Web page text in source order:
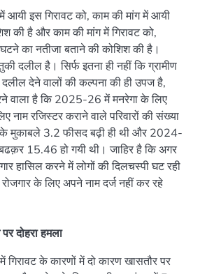
इस गिरावट को, काम की मांग में आयी
की है और काम की मांग में गिरावट को,
घटने का नतीजा बताने की कोशिश की है।
दलील है। सिर्फ इतना ही नहीं कि ग्रामीण
देने वालों की कल्पना की ही उपज है,
वाला है कि 2025-26 में मनरेगा के लिए
नाम रजिस्टर कराने वाले परिवारों की संख्या
मुकाबले 3.2 फीसद बढ़ी ही थी और 2024-
15.46 हो गयी थी। जाहिर है कि अगर
हासिल करने में लोगों की दिलचस्पी घट रही
के लिए अपने नाम दर्ज नहीं कर रहे
दोहरा हमला
गिरावट के कारणों में दो कारण खासतौर पर